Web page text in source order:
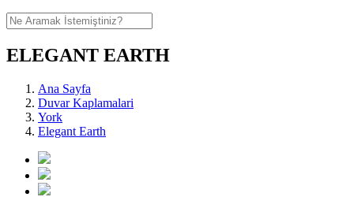
ELEGANT EARTH
Ana Sayfa
Duvar Kaplamalari
York
Elegant Earth